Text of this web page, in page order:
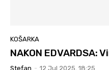
KOŠARKA
NAKON EDVARDSA:
Stefan - 12 Jul 2025. 18:25